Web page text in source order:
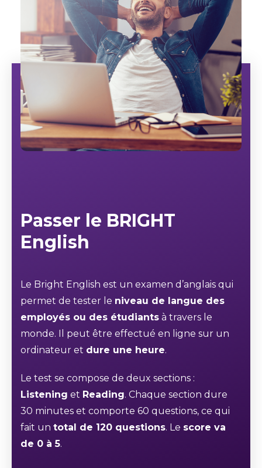
Passer le BRIGHT
English
Le Bright English est un examen d’anglais qui
permet de tester le niveau de langue des
employés ou des étudiants à travers le
monde. Il peut être effectué en ligne sur un
ordinateur et dure une heure.
Le test se compose de deux sections :
Listening et Reading. Chaque section dure
30 minutes et comporte 60 questions, ce qui
fait un total de 120 questions. Le score va
de 0 à 5.